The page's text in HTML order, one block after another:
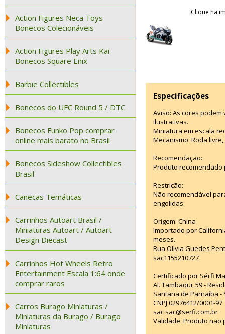
Action Figures Neca Toys
Bonecos Colecionáveis
Action Figures Play Arts Kai
Bonecos Square Enix
Barbie Collectibles
Bonecos do UFC Round 5 / DTC
Bonecos Funko Pop comprar
online mais barato no Brasil
Bonecos Sideshow Collectibles
Brasil
Canecas Temáticas
Carrinhos Autoart Brasil /
Miniaturas Autoart / Autoart
Design Diecast
Carrinhos Hot Wheels Retro
Entertainment Escala 1:64 onde
comprar raros
Carros Burago Miniaturas /
Miniaturas da Burago / Burago
Miniaturas
Clique na
Especificações
Aviso: As cores
ilustrativas.
Miniatura em escala
Mecanismo: Roda
Recomendação:
Produto recomendado
Restrição:
Não recomendável
engolidas.
Origem: China
Importado por
meses.
Rua Olivia Guedes
sac1155210727
Certificado por Sérfi
Al. Tambaqui, 59 -
Santana de Parnaíba -
CNPJ 02976412/0001-97
sac sac@serfi.com.br
Validade: Produto não